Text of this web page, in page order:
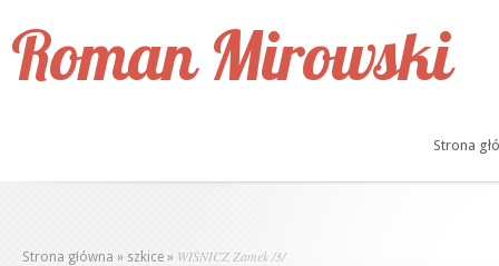
Roman Mirowski
Strona
Strona główna » szkice » WIŚNICZ Zamek /3/